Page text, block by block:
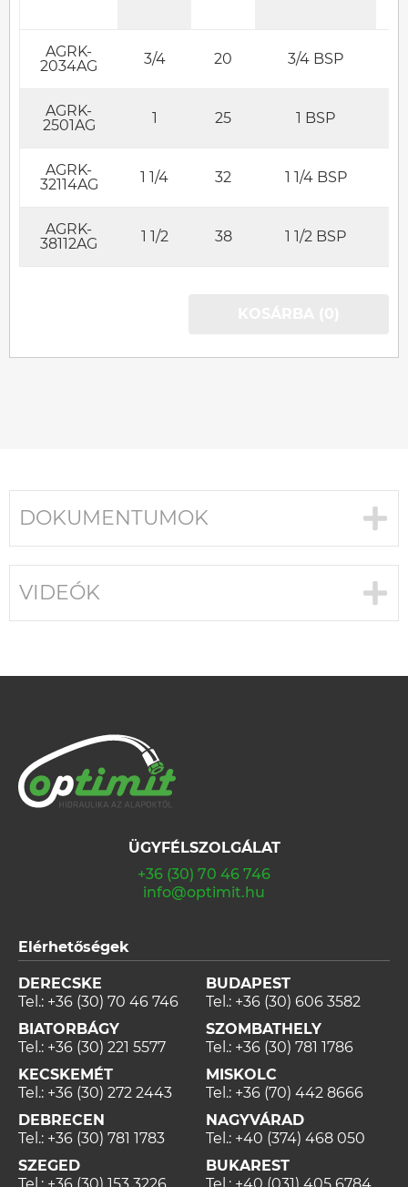
AGRK-
2034AG
3/4 20 3/4 BSP
AGRK-
2501AG
1 25 1 BSP
AGRK-
32114AG
1 1/4 32 1 1/4 BSP
AGRK-
38112AG
1 1/2 38 1 1/2 BSP
DOKUMENTUMOK
VIDEÓK
ÜGYFÉLSZOLGÁLAT
+36 (30) 70 46 746
info@optimit.hu
Elérhetőségek
DERECSKE
Tel.: +36 (30) 70 46 746
BIATORBÁGY
Tel.: +36 (30) 221 5577
KECSKEMÉT
Tel.: +36 (30) 272 2443
DEBRECEN
Tel.: +36 (30) 781 1783
SZEGED
BUDAPEST
Tel.: +36 (30) 606 3582
SZOMBATHELY
Tel.: +36 (30) 781 1786
MISKOLC
Tel.: +36 (70) 442 8666
NAGYVÁRAD
Tel.: +40 (374) 468 050
BUKAREST